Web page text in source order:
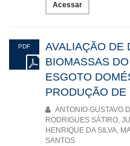
Acessar
PDF
AVALIAÇÃO DE
BIOMASSAS
ESGOTO
PRODUÇÃO
ANTONIO GUSTAVO
RODRIGUES SÁTIRO,
HENRIQUE DA SILVA,
SANTOS